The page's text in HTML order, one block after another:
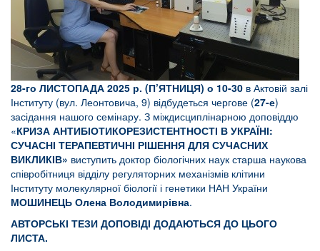
28-го ЛИСТОПАДА 2025 р. (П’ЯТНИЦЯ) о 10-30 в Актовій залі
Інституту (вул. Леонтовича, 9) відбудеться чергове (27-е)
засідання нашого семінару. З міждисциплінарною доповіддю
«КРИЗА АНТИБІОТИКОРЕЗИСТЕНТНОСТІ В УКРАЇНІ:
СУЧАСНІ ТЕРАПЕВТИЧНІ РІШЕННЯ ДЛЯ СУЧАСНИХ
ВИКЛИКІВ» виступить доктор біологічних наук старша наукова
співробітниця відділу регуляторних механізмів клітини
Інституту молекулярної біології і генетики НАН України
МОШИНЕЦЬ Олена Володимирівна.
АВТОРСЬКІ ТЕЗИ ДОПОВІДІ ДОДАЮТЬСЯ ДО ЦЬОГО
ЛИСТА.